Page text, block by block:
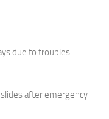
due to troubles
after emergency